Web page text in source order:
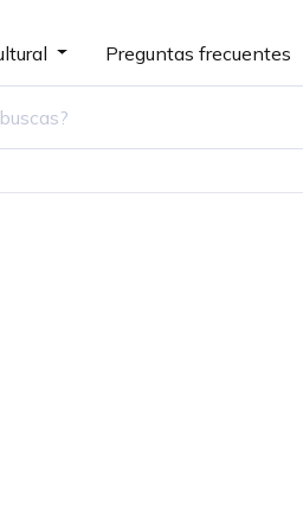
Preguntas frecuentes